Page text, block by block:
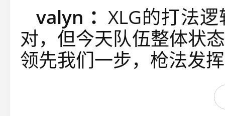
valyn ：XLG的打法
对，但今天队伍整体状
领先我们一步，枪法发